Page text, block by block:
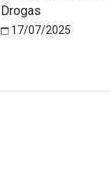
Drogas
17/07/2025